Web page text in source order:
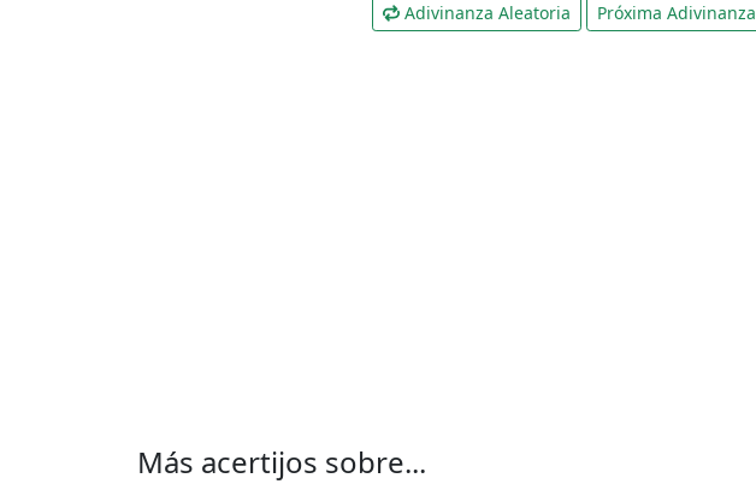
Adivinanza Aleatoria Próxima Adivinanza
Más acertijos sobre...